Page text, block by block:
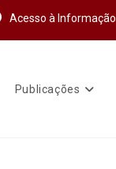
Acesso à Informação |
Publicações